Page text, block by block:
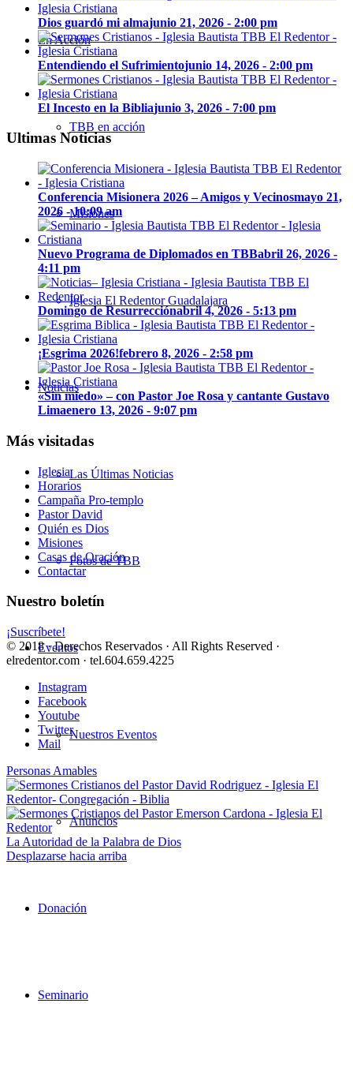
En Acción
TBB en acción
Misiones
Iglesia El Redentor Guadalajara
Noticias
Las Últimas Noticias
Fotos de TBB
Eventos
Nuestros Eventos
Anuncios
Donación
Seminario
Dios guardó mi almajunio 21, 2026 - 2:00 pm
Entendiendo el Sufrimientojunio 14, 2026 - 2:00 pm
El Incesto en la Bibliajunio 3, 2026 - 7:00 pm
Ultimas Noticias
Conferencia Misionera 2026 – Amigos y Vecinosmayo 21,
2026 - 10:09 am
Nuevo Programa de Diplomados en TBBabril 26, 2026 -
4:11 pm
Domingo de Resurrecciónabril 4, 2026 - 5:13 pm
¡Esgrima 2026!febrero 8, 2026 - 2:58 pm
«Sin miedo» – con Pastor Joe Rosa y cantante Gustavo
Limaenero 13, 2026 - 9:07 pm
Más visitadas
Iglesia
Horarios
Campaña Pro-templo
Pastor David
Quién es Dios
Misiones
Casas de Oración
Contactar
Nuestro boletín
¡Suscríbete!
© 2018 · Derechos Reservados · All Rights Reserved ·
elredentor.com · tel.604.659.4225
Instagram
Facebook
Youtube
Twitter
Mail
Personas Amables
La Autoridad de la Palabra de Dios
Desplazarse hacia arriba